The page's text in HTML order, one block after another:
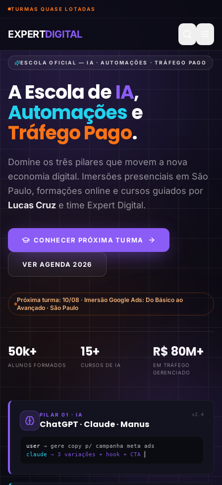
TURMAS QUASE LOTADAS
EXPERTDIGITAL
ESCOLA OFICIAL — IA · AUTOMAÇÕES · TRÁFEGO PAGO
A Escola deIA,
Automaçõese
Tráfego Pago.
Domine os três pilares que movem a nova
economia digital. Imersões presenciais em São
Paulo, formações online e cursos guiados por
Lucas Cruz e time Expert Digital.
CONHECER PRÓXIMA TURMA
VER AGENDA 2026
Próxima turma: 10/08 · Imersão Google Ads: Do Básico ao
Avançado · São Paulo
50k+
ALUNOS FORMADOS
15+
CURSOS DE IA
R$ 80M+
EM TRÁFEGO
GERENCIADO
PILAR 01 · IA
ChatGPT · Claude · Manus
v2.4
user → gere copy p/ campanha meta ads
claude → 3 variações + hook + CTA